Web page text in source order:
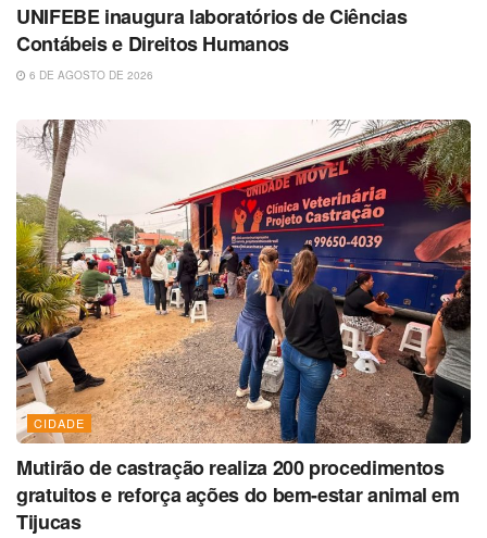
UNIFEBE inaugura laboratórios de Ciências
Contábeis e Direitos Humanos
6 DE AGOSTO DE 2026
CIDADE
Mutirão de castração realiza 200 procedimentos
gratuitos e reforça ações do bem-estar animal em
Tijucas